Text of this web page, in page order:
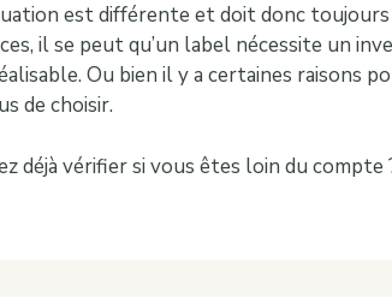
est différente et doit donc
il se peut qu’un label nécessite un
Ou bien il y a certaines raisons
de choisir.
déjà vérifier si vous êtes loin du compte